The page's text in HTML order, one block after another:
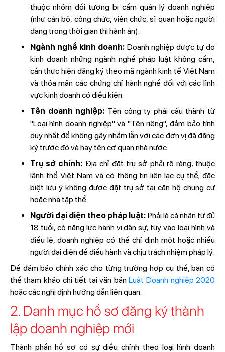
thuộc nhóm đối tượng bị cấm quản lý doanh nghiệp
(như cán bộ, công chức, viên chức, sĩ quan hoặc người
đang trong thời gian thi hành án).
Ngành nghề kinh doanh: Doanh nghiệp được tự do
kinh doanh những ngành nghề pháp luật không cấm,
cần thực hiện đăng ký theo mã ngành kinh tế Việt Nam
và thỏa mãn các chứng chỉ hành nghề đối với các lĩnh
vực kinh doanh có điều kiện.
Tên doanh nghiệp: Tên công ty phải cấu thành từ
"Loại hình doanh nghiệp" và "Tên riêng", đảm bảo tính
duy nhất để không gây nhầm lẫn với các đơn vị đã đăng
ký trước đó và hay tên cơ quan nhà nước.
Trụ sở chính: Địa chỉ đặt trụ sở phải rõ ràng, thuộc
lãnh thổ Việt Nam và có thông tin liên lạc cụ thể; đặc
biệt lưu ý không được đặt trụ sở tại căn hộ chung cư
hoặc nhà tập thể.
Người đại diện theo pháp luật: Phải là cá nhân từ đủ
18 tuổi, có năng lực hành vi dân sự; tùy vào loại hình và
điều lệ, doanh nghiệp có thể chỉ định một hoặc nhiều
người đại diện để điều hành và chịu trách nhiệm pháp lý.
Để đảm bảo chính xác cho từng trường hợp cụ thể, bạn có
thể tham khảo chi tiết tại văn bảnLuật Doanh nghiệp 2020
hoặc các nghị định hướng dẫn liên quan.
2. Danh mục hồ sơ đăng ký thành
lập doanh nghiệp mới
Thành phần hồ sơ có sự điều chỉnh theo loại hình doanh